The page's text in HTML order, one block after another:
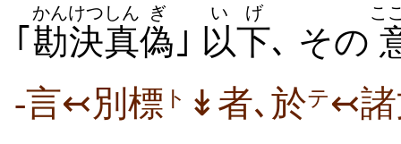
｢ 勘決
かんけつ
真
しん
偽
ぎ
｣ 以下
いげ
､ その
こ
-言↢別標 ト ↡者､於テ↢